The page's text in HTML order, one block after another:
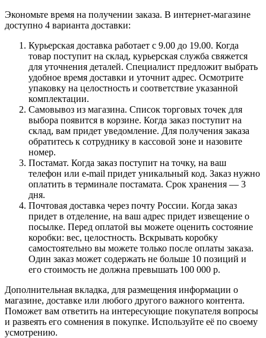
Экономьте время на получении заказа. В интернет-магазине
доступно 4 варианта доставки:
Курьерская доставка работает с 9.00 до 19.00. Когда
товар поступит на склад, курьерская служба свяжется
для уточнения деталей. Специалист предложит выбрать
удобное время доставки и уточнит адрес. Осмотрите
упаковку на целостность и соответствие указанной
комплектации.
Самовывоз из магазина. Список торговых точек для
выбора появится в корзине. Когда заказ поступит на
склад, вам придет уведомление. Для получения заказа
обратитесь к сотруднику в кассовой зоне и назовите
номер.
Постамат. Когда заказ поступит на точку, на ваш
телефон или e-mail придет уникальный код. Заказ нужно
оплатить в терминале постамата. Срок хранения — 3
дня.
Почтовая доставка через почту России. Когда заказ
придет в отделение, на ваш адрес придет извещение о
посылке. Перед оплатой вы можете оценить состояние
коробки: вес, целостность. Вскрывать коробку
самостоятельно вы можете только после оплаты заказа.
Один заказ может содержать не больше 10 позиций и
его стоимость не должна превышать 100 000 р.
Дополнительная вкладка, для размещения информации о
магазине, доставке или любого другого важного контента.
Поможет вам ответить на интересующие покупателя вопросы
и развеять его сомнения в покупке. Используйте её по своему
усмотрению.